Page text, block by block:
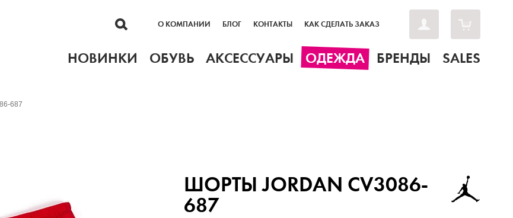
О КОМПАНИИ БЛОГ КОНТАКТЫ КАК СДЕЛАТЬ ЗАКАЗ
НОВИНКИ ОБУВЬ АКСЕССУАРЫ ОДЕЖДА БРЕНДЫ SALES
687
ШОРТЫ JORDAN CV3086-
687